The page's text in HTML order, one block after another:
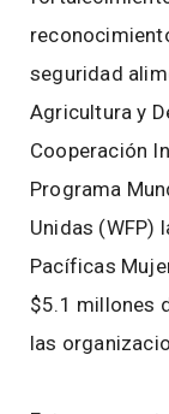
seguridad
Agricultura y
Cooperación
Programa
Unidas (WFP)
Pacíficas
$5.1 millones
las